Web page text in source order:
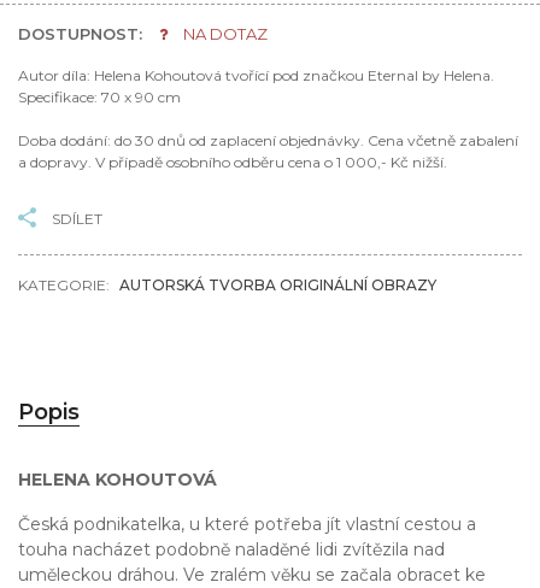
DOSTUPNOST: NA DOTAZ
Autor díla: Helena Kohoutová tvořící pod značkou Eternal by Helena.
Specifikace: 70 x 90 cm
Doba dodání: do 30 dnů od zaplacení objednávky. Cena včetně zabalení
a dopravy. V případě osobního odběru cena o 1 000,- Kč nižší.
SDÍLET
KATEGORIE: AUTORSKÁ TVORBA ORIGINÁLNÍ OBRAZY
Popis
HELENA KOHOUTOVÁ
Česká podnikatelka, u které potřeba jít vlastní cestou a
touha nacházet podobně naladěné lidi zvítězila nad
uměleckou dráhou. Ve zralém věku se začala obracet ke